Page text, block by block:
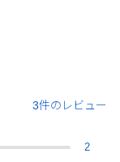
3件のレビュー
2